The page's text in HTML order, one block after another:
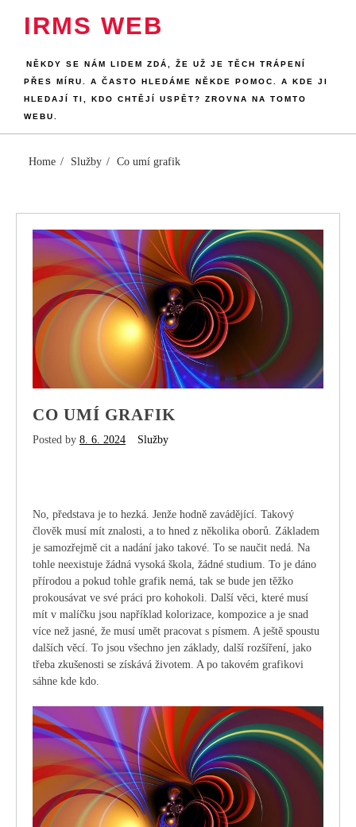
IRMS WEB
NĚKDY SE NÁM LIDEM ZDÁ, ŽE UŽ JE TĚCH TRÁPENÍ
PŘES MÍRU. A ČASTO HLEDÁME NĚKDE POMOC. A KDE JI
HLEDAJÍ TI, KDO CHTĚJÍ USPĚT? ZROVNA NA TOMTO
WEBU.
Home Služby Co umí grafik
CO UMÍ GRAFIK
Posted by 8. 6. 2024 Služby
No, představa je to hezká. Jenže hodně zavádějící. Takový
člověk musí mít znalosti, a to hned z několika oborů. Základem
je samozřejmě cit a nadání jako takové. To se naučit nedá. Na
tohle neexistuje žádná vysoká škola, žádné studium. To je dáno
přírodou a pokud tohle grafik nemá, tak se bude jen těžko
prokousávat ve své práci pro kohokoli. Další věci, které musí
mít v malíčku jsou například kolorizace, kompozice a je snad
více než jasné, že musí umět pracovat s písmem. A ještě spoustu
dalších věcí. To jsou všechno jen základy, další rozšíření, jako
třeba zkušenosti se získává životem. A po takovém grafikovi
sáhne kde kdo.